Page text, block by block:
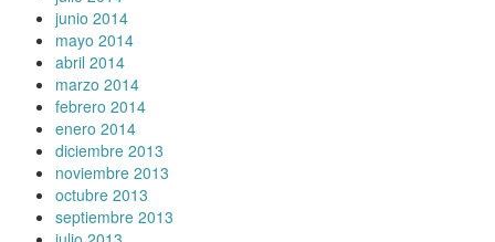
junio 2014
mayo 2014
abril 2014
marzo 2014
febrero 2014
enero 2014
diciembre 2013
noviembre 2013
octubre 2013
septiembre 2013